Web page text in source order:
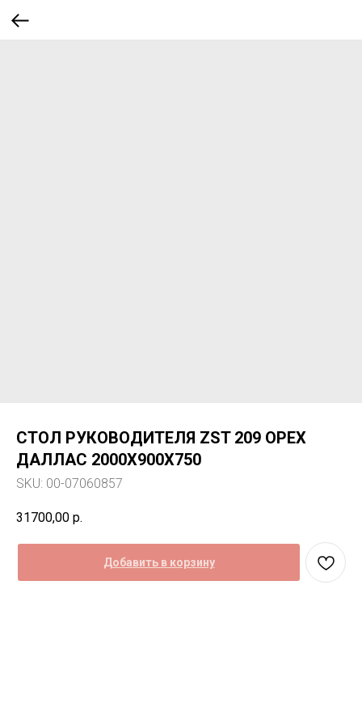
СТОЛ РУКОВОДИТЕЛЯ ZST 209 ОРЕХ
ДАЛЛАС 2000Х900Х750
SKU: 00-07060857
31700,00 р.
Добавить в корзину